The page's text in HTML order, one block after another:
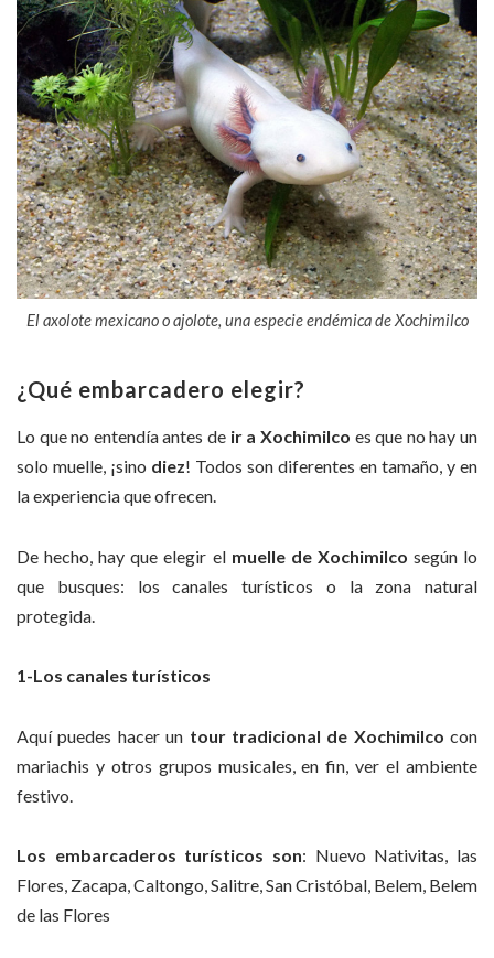
El axolote mexicano o ajolote, una especie endémica de Xochimilco
¿Qué embarcadero elegir?
Lo que no entendía antes de ir a Xochimilco es que no hay un
solo muelle, ¡sino diez! Todos son diferentes en tamaño, y en
la experiencia que ofrecen.
De hecho, hay que elegir el muelle de Xochimilco según lo
que busques: los canales turísticos o la zona natural
protegida.
1-Los canales turísticos
Aquí puedes hacer un tour tradicional de Xochimilco con
mariachis y otros grupos musicales, en fin, ver el ambiente
festivo.
Los embarcaderos turísticos son: Nuevo Nativitas, las
Flores, Zacapa, Caltongo, Salitre, San Cristóbal, Belem, Belem
de las Flores